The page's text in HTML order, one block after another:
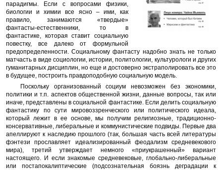
парадигмы. Если с вопросами физики,
биологии и химии все ясно – ими, как
правило, занимаются «твердые»
фантасты-естественники, то в
фантастике, которая ставит социальную
повестку, все далеко от формульной
предопределенности. Социальному фантасту надобно знать не только
матчасть в виде социологии, истории, политологии, культурологи и других
гуманитарных дисциплин, но еще и достоверно экстраполировать все это
в будущее, построить правдоподобную социальную модель.
Поскольку организованный социум невозможен без экономики,
политики и т.п. аспектов общественной жизни, данные вопросы, так или
иначе, представлены в социальной фантастике. Если делить социальную
фантастику по сути мировоззренческого или политического идеала,
который лежит в ее основе, мы получим религиозные, традиционно-
консервативные, либеральные и коммунистические подвиды. Первые два
апеллируют к наследию прошлого (так, большая часть всей литературы
фэнтези прославляет идеализированный феодализм средневекового
мира), третий утверждает немного «приукрашенный» вариант
настоящего. И если знакомые средневековые, глобально-либеральные
или постапокалиптические (подсознательная боязнь деградации к